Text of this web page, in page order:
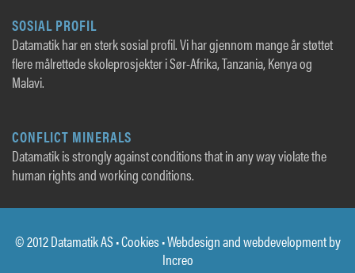
SOSIAL PROFIL
Datamatik har en sterk sosial profil. Vi har gjennom mange år støttet
flere målrettede skoleprosjekter i Sør-Afrika, Tanzania, Kenya og
Malavi.
CONFLICT MINERALS
Datamatik is strongly against conditions that in any way violate the
human rights and working conditions.
© 2012 Datamatik AS •Cookies • Webdesign and webdevelopment by
Increo